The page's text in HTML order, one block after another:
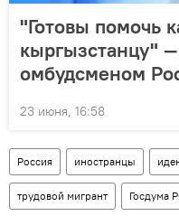
"Готовы помочь
кыргызстанцу"
омбудсменом
23 июня, 16:58
Россия иностранцы
трудовой мигрант Госдума